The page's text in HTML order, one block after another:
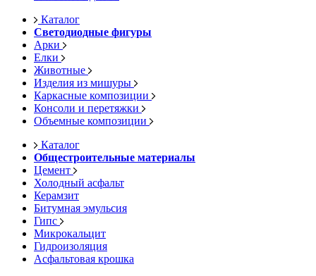
Каталог
Светодиодные фигуры
Арки
Елки
Животные
Изделия из мишуры
Каркасные композиции
Консоли и перетяжки
Объемные композиции
Каталог
Общестроительные материалы
Цемент
Холодный асфальт
Керамзит
Битумная эмульсия
Гипс
Микрокальцит
Гидроизоляция
Асфальтовая крошка